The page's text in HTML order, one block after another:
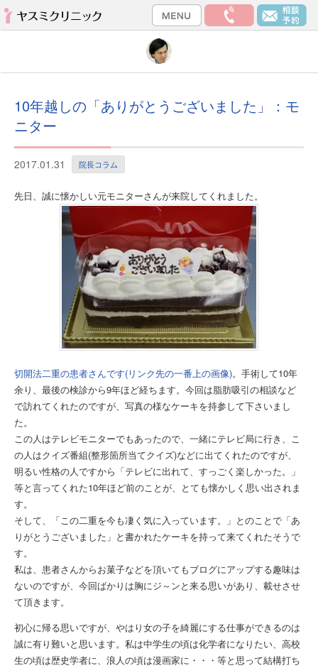
10年越しの「ありがとうございました」：モ
ニター
2017.01.31 院長コラム
先日、誠に懐かしい元モニターさんが来院してくれました。
切開法二重の患者さんです(リンク先の一番上の画像)。手術して10年
余り、最後の検診から9年ほど経ちます。今回は脂肪吸引の相談など
で訪れてくれたのですが、写真の様なケーキを持参して下さいまし
た。
この人はテレビモニターでもあったので、一緒にテレビ局に行き、こ
の人はクイズ番組(整形箇所当てクイズ)などに出てくれたのですが、
明るい性格の人ですから「テレビに出れて、すっごく楽しかった。」
等と言ってくれた10年ほど前のことが、とても懐かしく思い出されま
す。
そして、「この二重を今も凄く気に入っています。」とのことで「あ
りがとうございました」と書かれたケーキを持って来てくれたそうで
す。
私は、患者さんからお菓子などを頂いてもブログにアップする趣味は
ないのですが、今回ばかりは胸にジ～ンと来る思いがあり、載せさせ
て頂きます。
初心に帰る思いですが、やはり女の子を綺麗にする仕事ができるのは
誠に有り難いと思います。私は中学生の頃は化学者になりたい、高校
生の頃は歴史学者に、浪人の頃は漫画家に・・・等と思って結構打ち